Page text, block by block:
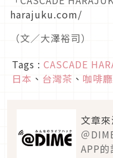
harajuku.com/
（文／大澤裕司）
Tags : CASCADE
日本 、 台灣茶 、 咖啡廳
文章
＠
APP